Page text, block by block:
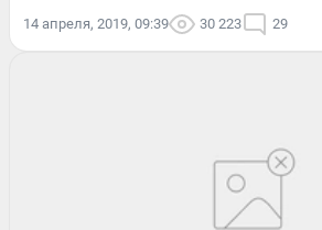
14 апреля, 2019, 09:39 30 223 29